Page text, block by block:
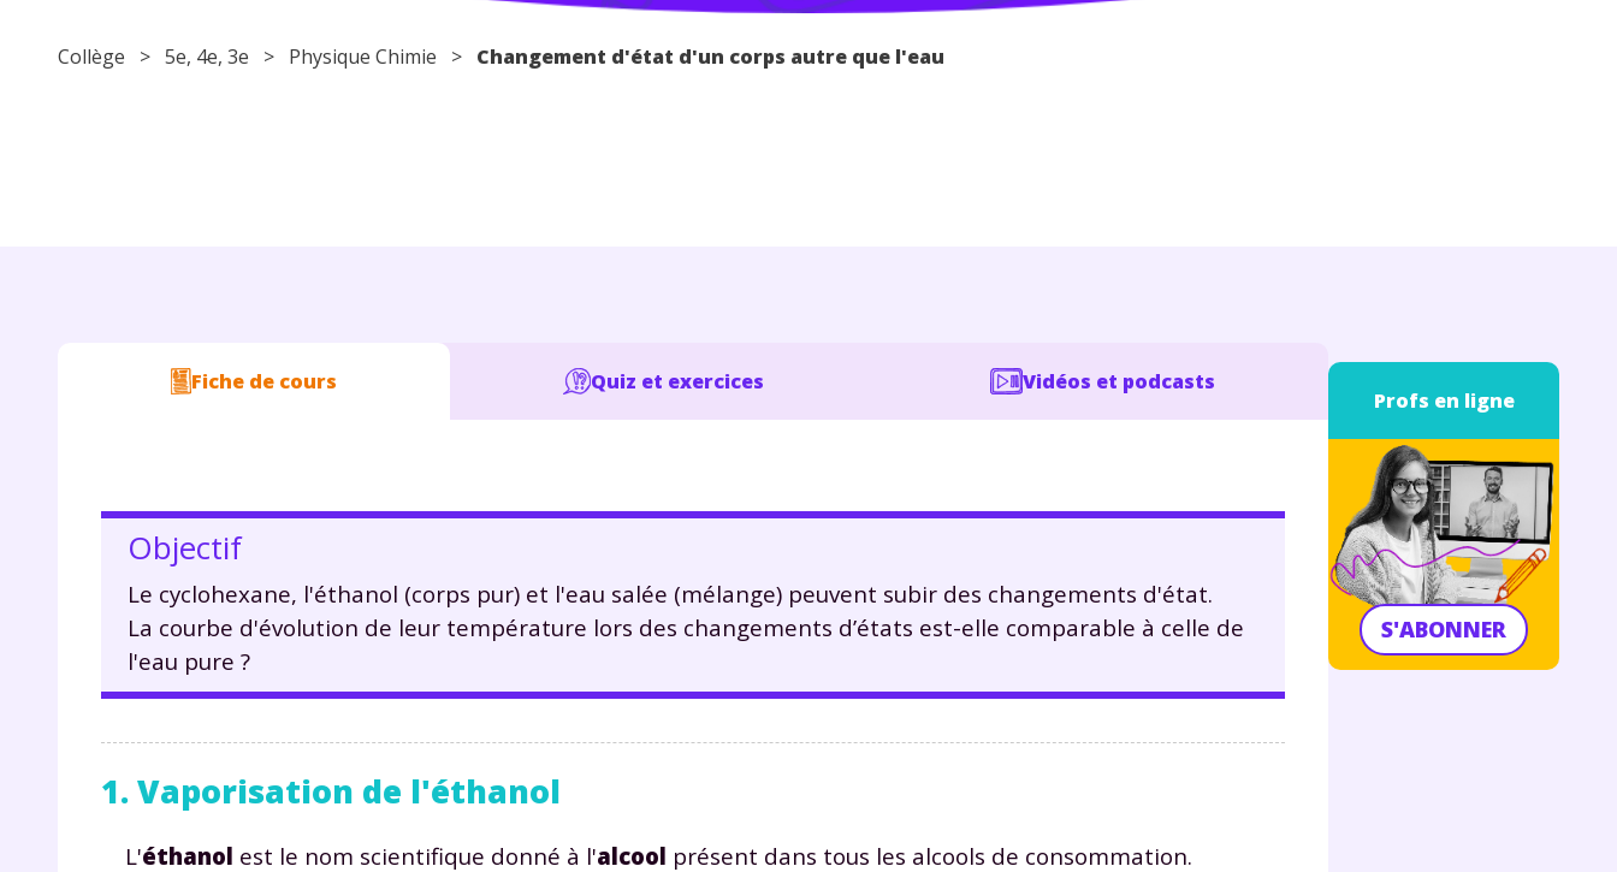
Collège > 5e, 4e, 3e > Physique Chimie > Changement d'état d'un corps autre que l'eau
Fiche de cours Quiz et exercices Vidéos et podcasts
Objectif
Le cyclohexane, l'éthanol (corps pur) et l'eau salée (mélange) peuvent subir des changements d'état.
La courbe d'évolution de leur température lors des changements d’états est-elle comparable à celle de
l'eau pure ?
1. Vaporisation de l'éthanol
L'éthanol est le nom scientifique donné à l'alcool présent dans tous les alcools de consommation.
Profs en ligne
S'ABONNER